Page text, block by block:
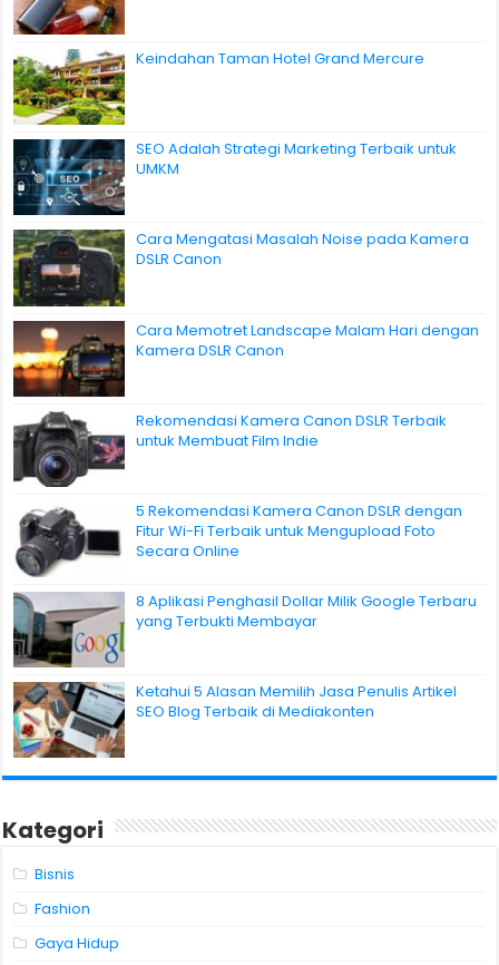
Keindahan Taman Hotel Grand Mercure
SEO Adalah Strategi Marketing Terbaik untuk
UMKM
Cara Mengatasi Masalah Noise pada Kamera
DSLR Canon
Cara Memotret Landscape Malam Hari dengan
Kamera DSLR Canon
Rekomendasi Kamera Canon DSLR Terbaik
untuk Membuat Film Indie
5 Rekomendasi Kamera Canon DSLR dengan
Fitur Wi-Fi Terbaik untuk Mengupload Foto
Secara Online
8 Aplikasi Penghasil Dollar Milik Google Terbaru
yang Terbukti Membayar
Ketahui 5 Alasan Memilih Jasa Penulis Artikel
SEO Blog Terbaik di Mediakonten
Kategori
Bisnis
Fashion
Gaya Hidup